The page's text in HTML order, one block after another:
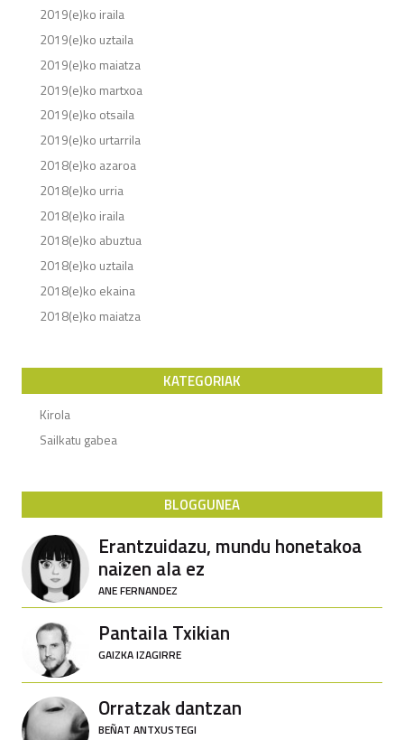
2019(e)ko iraila
2019(e)ko uztaila
2019(e)ko maiatza
2019(e)ko martxoa
2019(e)ko otsaila
2019(e)ko urtarrila
2018(e)ko azaroa
2018(e)ko urria
2018(e)ko iraila
2018(e)ko abuztua
2018(e)ko uztaila
2018(e)ko ekaina
2018(e)ko maiatza
KATEGORIAK
Kirola
Sailkatu gabea
BLOGGUNEA
Erantzuidazu, mundu honetakoa
naizen ala ez
ANE FERNANDEZ
Pantaila Txikian
GAIZKA IZAGIRRE
Orratzak dantzan
BEÑAT ANTXUSTEGI